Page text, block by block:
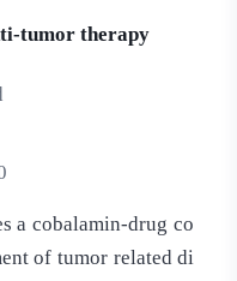
tumor therapy
a cobalamin-drug co
of tumor related di